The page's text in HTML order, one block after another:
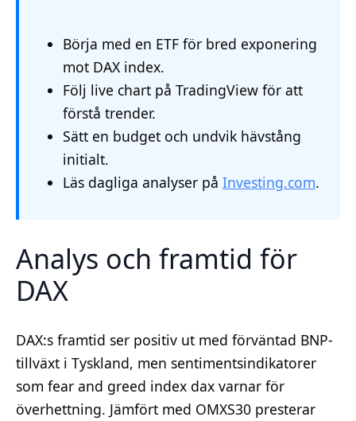
Börja med en ETF för bred exponering
mot DAX index.
Följ live chart på TradingView för att
förstå trender.
Sätt en budget och undvik hävstång
initialt.
Läs dagliga analyser på Investing.com.
Analys och framtid för
DAX
DAX:s framtid ser positiv ut med förväntad BNP-
tillväxt i Tyskland, men sentimentsindikatorer
som fear and greed index dax varnar för
överhettning. Jämfört med OMXS30 presterar